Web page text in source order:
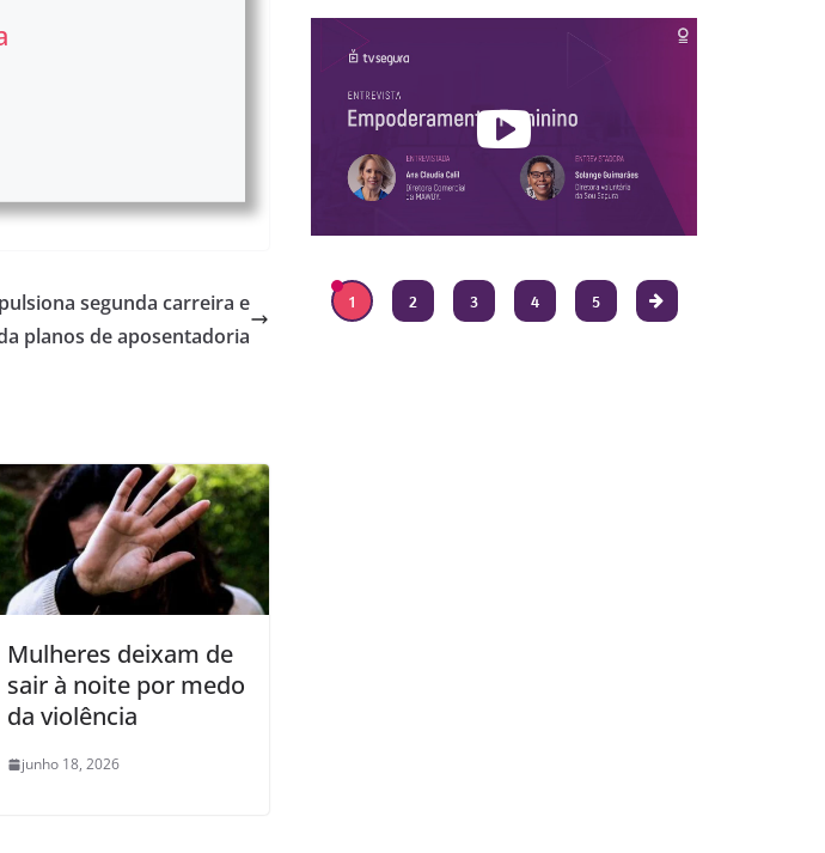
segunda carreira e
planos de aposentadoria
Mulheres deixam de
sair à noite por medo
da violência
junho 18, 2026
1 2 3 4 5